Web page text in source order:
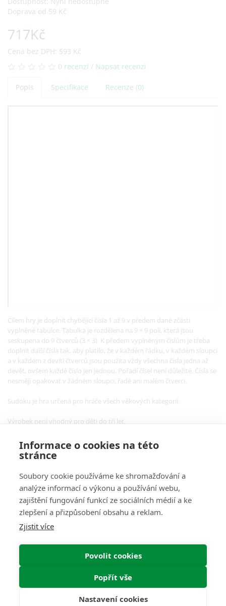
Informace o cookies na této
stránce
Soubory cookie používáme ke shromažďování a
analýze informací o výkonu a používání webu,
zajištění fungování funkcí ze sociálních médií a ke
zlepšení a přizpůsobení obsahu a reklam.
Zjistit více
Povolit cookies
Popřít vše
Nastavení cookies
Doprava od 59 Kč
717Kč
Cena bez DPH: 593 Kč
0 recenzí / Napsat recenzi
Popis Specifikace Recenze (0)
Cílem hry je doplnit chybějící čísla 1 až 9 v předem dané zčásti
vyplněné tabulce. Tabulka je rozdělena na 9 × 9 polí, která jsou
seskupena do 9 čtverců (3 × 3). K předem vyplněným číslům je třeba
doplnit další čísla tak, aby platilo, že v každém řádku, v každém sloupci
a v každém z devíti čtverců jsou použita vždy všechna čísla jedna až
devět, ovšem každé číslo jen jednou. Pořadí čísel není důležité. Čísla se
nesmějí opakovat v žádném sloupci, řadě ani malém čtverci.
Sudoku je hra určená pro hráče všech věkových kategorií.
Výrobek není vhodný pro děti do tří let.
O Nás
Pro Zákazníky
NetGate.cz